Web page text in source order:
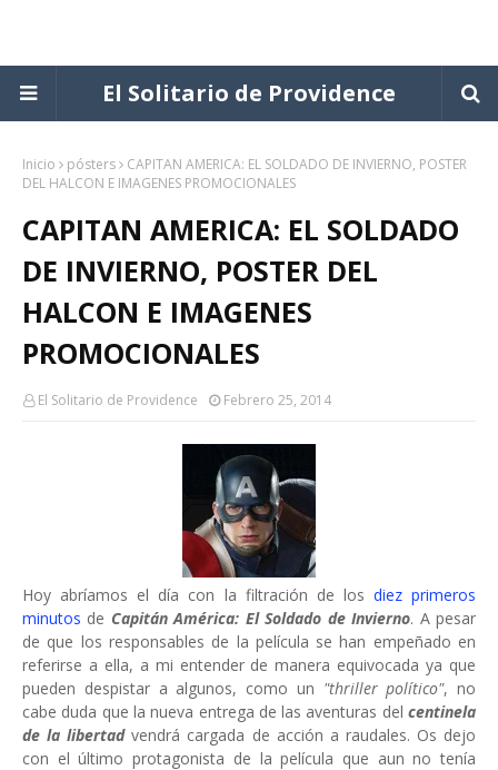
El Solitario de Providence
Inicio pósters
CAPITAN AMERICA: EL SOLDADO DE INVIERNO, POSTER
DEL HALCON E IMAGENES PROMOCIONALES
CAPITAN AMERICA: EL SOLDADO
DE INVIERNO, POSTER DEL
HALCON E IMAGENES
PROMOCIONALES
El Solitario de Providence Febrero 25, 2014
Hoy abríamos el día con la filtración de los diez primeros
minutos de Capitán América: El Soldado de Invierno. A pesar
de que los responsables de la película se han empeñado en
referirse a ella, a mi entender de manera equivocada ya que
pueden despistar a algunos, como un "thriller político", no
cabe duda que la nueva entrega de las aventuras del centinela
de la libertadvendrá cargada de acción a raudales. Os dejo
con el último protagonista de la película que aun no tenía